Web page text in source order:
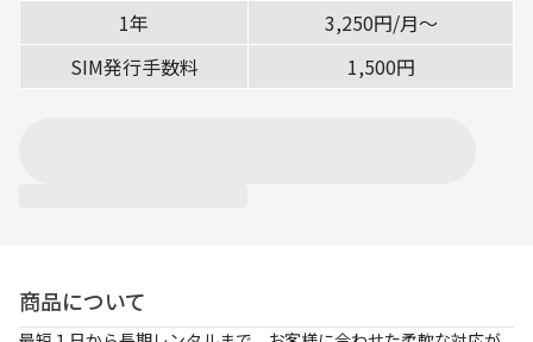
レンタル利用期間につい 配送について
お支払方法
1年
3,250円/月〜
SIM発行手数料
1,500円
商品について